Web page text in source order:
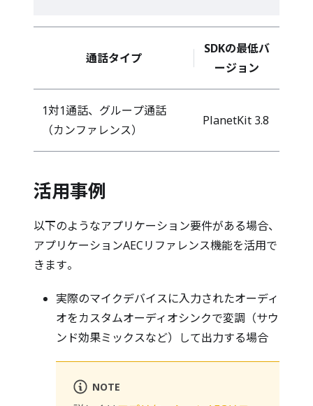
通話タイプ
SDKの最低バ
ージョン
1対1通話、グループ通話
（カンファレンス）
PlanetKit 3.8
活用事例
以下のようなアプリケーション要件がある場合、
アプリケーションAECリファレンス機能を活用で
きます。
実際のマイクデバイスに入力されたオーディ
オをカスタムオーディオシンクで変調（サウ
ンド効果ミックスなど）して出力する場合
NOTE